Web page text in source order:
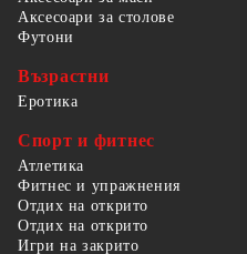
Аксесоари за столове
Футони
Възрастни
Еротика
Спорт и фитнес
Атлетика
Фитнес и упражнения
Отдих на открито
Отдих на открито
Игри на закрито